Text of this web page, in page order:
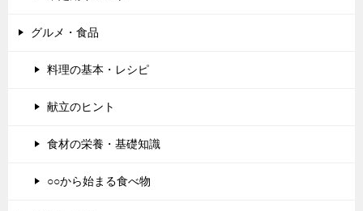
グルメ・食品
料理の基本・レシピ
献立のヒント
食材の栄養・基礎知識
○○から始まる食べ物